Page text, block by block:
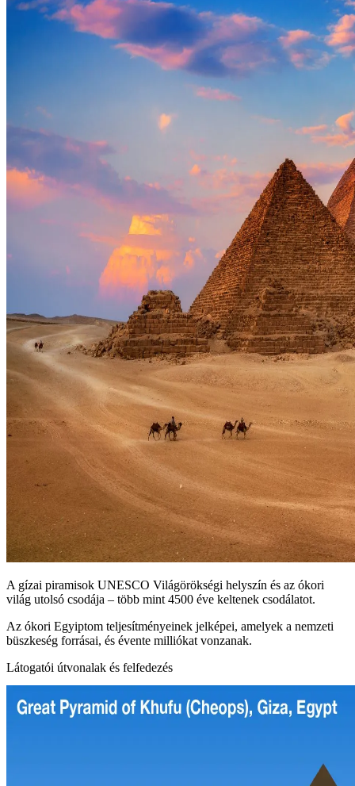
A gízai piramisok UNESCO Világörökségi helyszín és az ókori
világ utolsó csodája – több mint 4500 éve keltenek csodálatot.
Az ókori Egyiptom teljesítményeinek jelképei, amelyek a nemzeti
büszkeség forrásai, és évente milliókat vonzanak.
Látogatói útvonalak és felfedezés